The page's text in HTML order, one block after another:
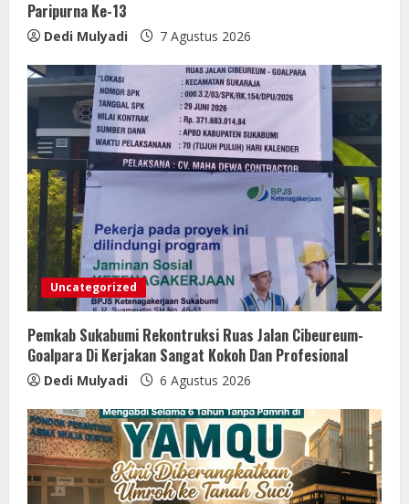
Paripurna Ke-13
Dedi Mulyadi 7 Agustus 2026
Uncategorized
Pemkab Sukabumi Rekontruksi Ruas Jalan Cibeureum-
Goalpara Di Kerjakan Sangat Kokoh Dan Profesional
Dedi Mulyadi 6 Agustus 2026